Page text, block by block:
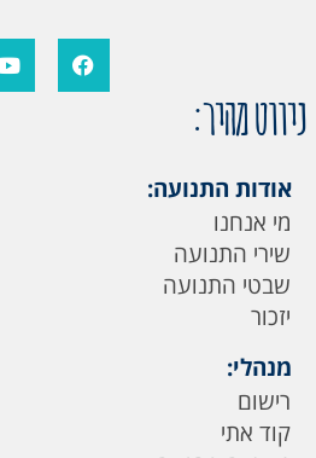
ניווט מהיר:
אודות התנועה:
מי אנחנו
שירי התנועה
שבטי התנועה
יזכור
מנהלי:
רישום
קוד אתי